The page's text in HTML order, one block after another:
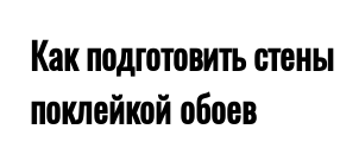
к/с 30101810400000000225
Обращаем Ваше внимание, что мы
упрощенной системе
НДС.